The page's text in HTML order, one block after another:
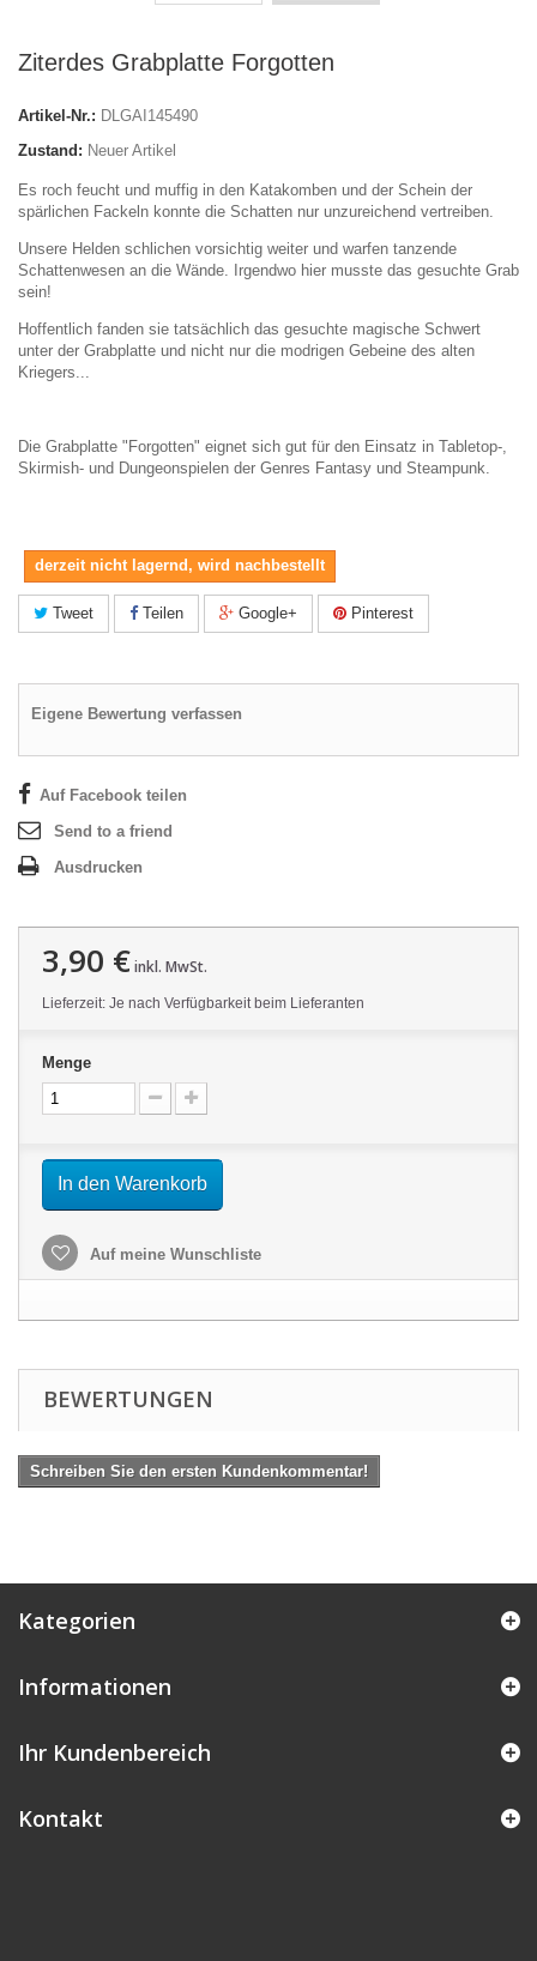
Ziterdes Grabplatte Forgotten
Artikel-Nr.: DLGAI145490
Zustand: Neuer Artikel
Es roch feucht und muffig in den Katakomben und der Schein der
spärlichen Fackeln konnte die Schatten nur unzureichend vertreiben.
Unsere Helden schlichen vorsichtig weiter und warfen tanzende
Schattenwesen an die Wände. Irgendwo hier musste das gesuchte Grab
sein!
Hoffentlich fanden sie tatsächlich das gesuchte magische Schwert
unter der Grabplatte und nicht nur die modrigen Gebeine des alten
Kriegers...
Die Grabplatte "Forgotten" eignet sich gut für den Einsatz in Tabletop-,
Skirmish- und Dungeonspielen der Genres Fantasy und Steampunk.
derzeit nicht lagernd, wird nachbestellt
Tweet Teilen Google+ Pinterest
Eigene Bewertung verfassen
Auf Facebook teilen
Send to a friend
Ausdrucken
3,90 €inkl. MwSt.
Lieferzeit: Je nach Verfügbarkeit beim Lieferanten
Menge
In den Warenkorb
Auf meine Wunschliste
BEWERTUNGEN
Schreiben Sie den ersten Kundenkommentar!
Kategorien
Informationen
Ihr Kundenbereich
Kontakt